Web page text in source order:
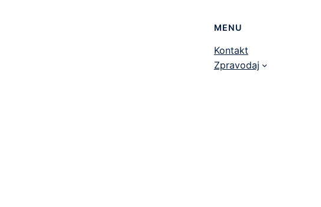
MENU
Kontakt
Zpravodaj